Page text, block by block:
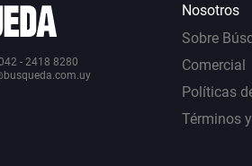
- 2418 8280
Nosotros
Sobre
Comercial
Políticas
Términos